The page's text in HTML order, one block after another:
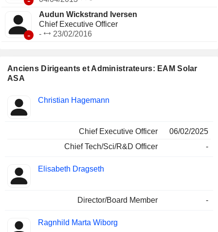
Anciens Dirigeants et Administrateurs: EAM Solar
ASA
Insider
Fonctions
Christian Hagemann
Chief Executive Officer
06/02/2025
Chief Tech/Sci/R&D Officer
-
Elisabeth Dragseth
Director/Board Member -
Ragnhild Marta Wiborg
-
Audun Wickstrand Iversen
Chief Executive Officer
-
23/02/2016